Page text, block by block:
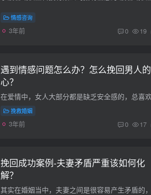
情感咨询
3年前 0 19
遇到情感问题怎么办？怎么挽回男人的
心？
挽救婚姻
3年前 0 17
挽回成功案例-夫妻矛盾严重该如何化
解？